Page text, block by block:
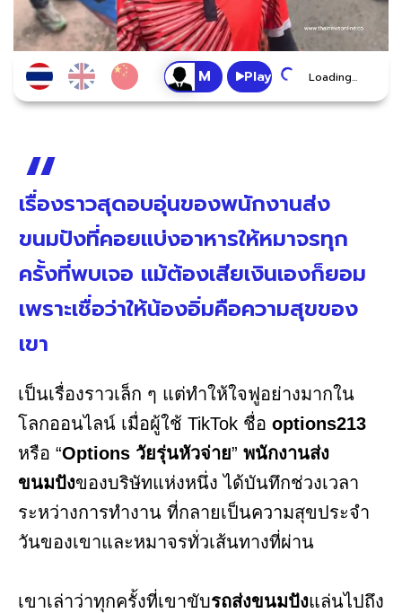
Play Loading...
เรื่องราวสุดอบอุ่นของพนักงานส่ง
ขนมปังที่คอยแบ่งอาหารให้หมาจรทุก
ครั้งที่พบเจอ แม้ต้องเสียเงินเองก็ยอม
เพราะเชื่อว่าให้น้องอิ่มคือความสุขของ
เขา
เป็นเรื่องราวเล็ก ๆ แต่ทำให้ใจฟูอย่างมากใน
โลกออนไลน์ เมื่อผู้ใช้ TikTok ชื่อ options213
หรือ “Options วัยรุ่นหัวจ่าย” พนักงานส่ง
ขนมปังของบริษัทแห่งหนึ่ง ได้บันทึกช่วงเวลา
ระหว่างการทำงาน ที่กลายเป็นความสุขประจำ
วันของเขาและหมาจรทั่วเส้นทางที่ผ่าน
เขาเล่าว่าทุกครั้งที่เขาขับรถส่งขนมปังแล่นไปถึง